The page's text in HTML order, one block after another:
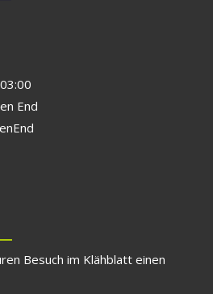
End
End
Besuch im Klähblatt einen